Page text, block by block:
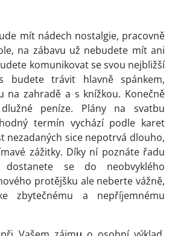
mít nádech nostalgie, pracovně
na zábavu už nebudete mít ani
komunikovat se svou nejbližší
budete trávit hlavně spánkem,
na zahradě a s knížkou. Konečně
peníze. Plány na svatbu
termín vychází podle karet
nezadaných sice nepotrvá dlouho,
zážitky. Díky ní poznáte řadu
dostanete se do neobvyklého
protějšku ale neberte vážně,
zbytečnému a nepříjemnému